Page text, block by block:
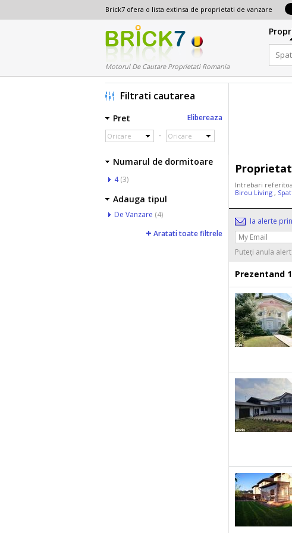
Brick7 ofera o lista extinsa de proprietati de vanzare
Motorul De Cautare Proprietati Romania
Intrebari
Birou Living ,
Ia alerte
Puteți anula
Prezentand
Filtrati cautarea
Pret Elibereaza
Oricare - Oricare
Numarul de dormitoare
4(3)
Adauga tipul
De Vanzare (4)
Aratati toate filtrele